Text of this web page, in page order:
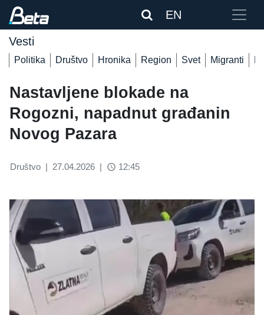
EN
Vesti
Politika Društvo Hronika Region Svet Migranti
Nastavljene blokade na
Rogozni, napadnut građanin
Novog Pazara
Društvo | 27.04.2026 | access_time 12:45